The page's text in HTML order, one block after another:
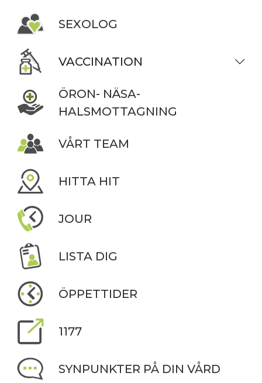
SEXOLOG
VACCINATION
ÖRON- NÄSA-
HALSMOTTAGNING
VÅRT TEAM
HITTA HIT
JOUR
LISTA DIG
ÖPPETTIDER
1177
SYNPUNKTER PÅ DIN VÅRD